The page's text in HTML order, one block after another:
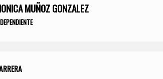
MUÑOZ GONZALEZ